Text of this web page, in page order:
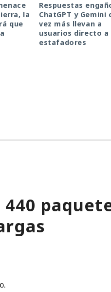
la
que
Respuestas
ChatGPT y Gemini
vez más llevan a
usuarios directo a
estafadores